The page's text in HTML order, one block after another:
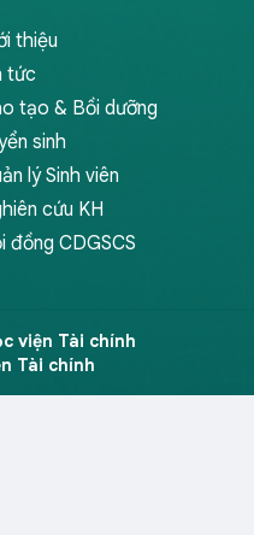
thiệu
tức
tạo & Bồi dưỡng
sinh
lý Sinh viên
cứu KH
đồng CDGSCS
viện Tài chính
Tài chính